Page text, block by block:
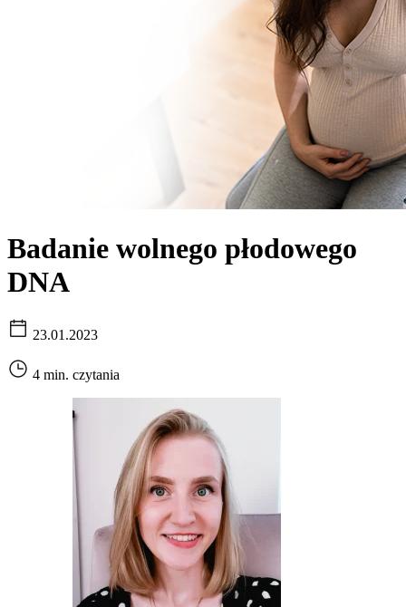
Badanie wolnego płodowego
DNA
23.01.2023
4 min. czytania